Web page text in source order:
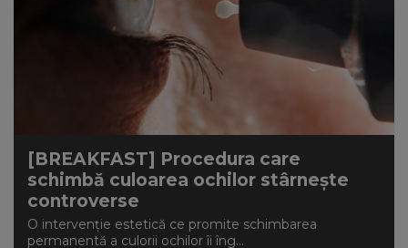
[BREAKFAST] Procedura care
schimbă culoarea ochilor stârnește
controverse
O intervenție estetică ce promite schimbarea
permanentă a culorii ochilor îi îng...